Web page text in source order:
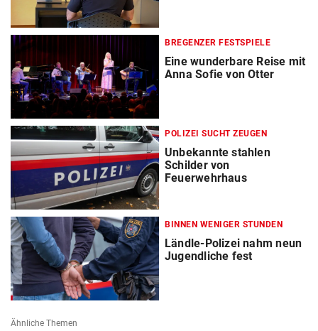
BREGENZER FESTSPIELE
Eine wunderbare Reise mit
Anna Sofie von Otter
POLIZEI SUCHT ZEUGEN
Unbekannte stahlen
Schilder von
Feuerwehrhaus
BINNEN WENIGER STUNDEN
Ländle-Polizei nahm neun
Jugendliche fest
Ähnliche Themen